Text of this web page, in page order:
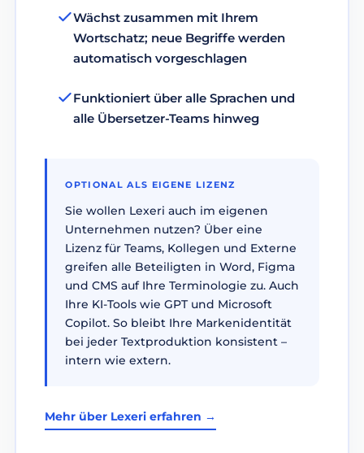
Wächst zusammen mit Ihrem
Wortschatz; neue Begriffe werden
automatisch vorgeschlagen
Funktioniert über alle Sprachen und
alle Übersetzer-Teams hinweg
OPTIONAL ALS EIGENE LIZENZ
Sie wollen Lexeri auch im eigenen
Unternehmen nutzen? Über eine
Lizenz für Teams, Kollegen und Externe
greifen alle Beteiligten in Word, Figma
und CMS auf Ihre Terminologie zu. Auch
Ihre KI-Tools wie GPT und Microsoft
Copilot. So bleibt Ihre Markenidentität
bei jeder Textproduktion konsistent –
intern wie extern.
Mehr über Lexeri erfahren →